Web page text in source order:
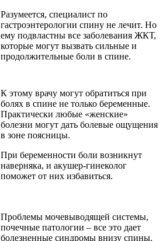
Разумеется, специалист по
гастроэнтерологии спину не лечит. Но
ему подвластны все заболевания ЖКТ,
которые могут вызвать сильные и
продолжительные боли в спине.
К этому врачу могут обратиться при
болях в спине не только беременные.
Практически любые «женские»
болезни могут дать болевые ощущения
в зоне поясницы.
При беременности боли возникнут
наверняка, и акушер-гинеколог
поможет от них избавиться.
Проблемы мочевыводящей системы,
почечные патологии – все это дает
болезненные синдромы внизу спины.